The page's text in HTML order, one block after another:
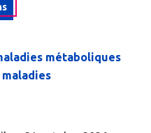
métaboliques